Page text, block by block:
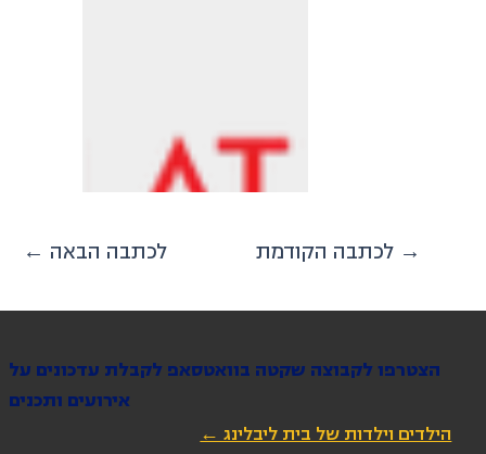
← לכתבה הבאה לכתבה הקודמת →
הצטרפו לקבוצה שקטה בוואטסאפ לקבלת עדכונים על
אירועים ותכנים
הילדים וילדות של בית ליבלינג ←